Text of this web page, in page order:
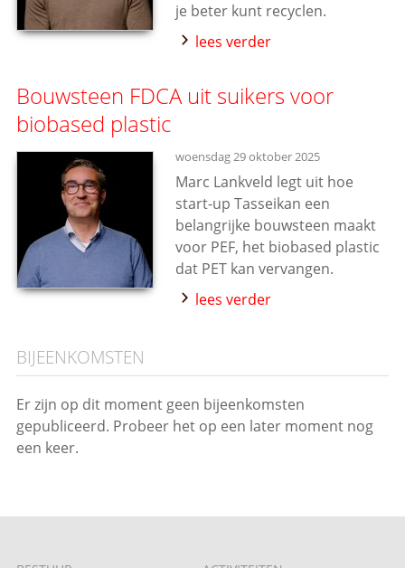
je beter kunt recyclen.
lees verder
Bouwsteen FDCA uit suikers voor
biobased plastic
woensdag 29 oktober 2025
Marc Lankveld legt uit hoe
start-up Tasseikan een
belangrijke bouwsteen maakt
voor PEF, het biobased plastic
dat PET kan vervangen.
lees verder
BIJEENKOMSTEN
Er zijn op dit moment geen bijeenkomsten
gepubliceerd. Probeer het op een later moment nog
een keer.